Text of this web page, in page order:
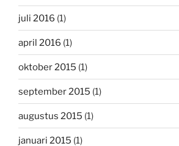
juli 2016 (1)
april 2016 (1)
oktober 2015 (1)
september 2015 (1)
augustus 2015 (1)
januari 2015 (1)